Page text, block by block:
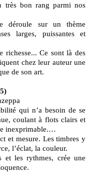
très bon rang parmi nos
déroule sur un thème
larges, puissantes et
richesse... Ce sont là des
chez leur auteur une
de son art.
qui n’a besoin de se
coulant à flots clairs et
inexprimable.…
et mesure. Les timbres y
l’éclat, la couleur.
et les rythmes, crée une